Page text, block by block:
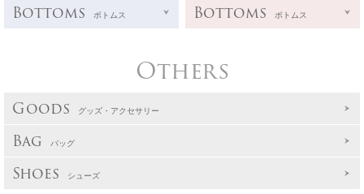
Bottoms ボトムス Bottoms ボトムス
Others
Goods グッズ・アクセサリー
Bag バッグ
Shoes シューズ